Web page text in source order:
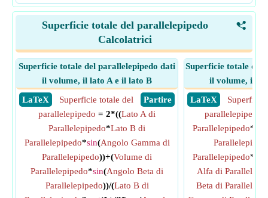
<
Superficie totale del parallelepipedo
Calcolatrici
Superficie totale del parallelepipedo dati
il volume, il lato A e il lato B
​ LaTeX
​ Partire
Superficie totale del
parallelepipedo = 2*((Lato A di
Parallelepipedo*Lato B di
Parallelepipedo*sin(Angolo Gamma di
Parallelepipedo))+(Volume di
Parallelepipedo*sin(Angolo Beta di
Parallelepipedo))/(Lato B di
Superficie totale del
il volume, il
​ LaTeX
Superficie
parallelepipedo
Parallelepipedo*
Parallelepipedo*
Alfa di
Beta di